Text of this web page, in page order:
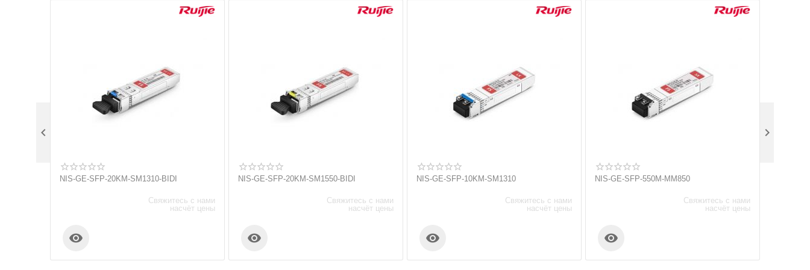
NIS-GE-SFP-20KM-SM1310-BIDI
Свяжитесь с нами
насчёт цены

NIS-GE-SFP-20KM-SM1550-BIDI
Свяжитесь с нами
насчёт цены

NIS-GE-SFP-10KM-SM1310
Свяжитесь с нами
насчёт цены

NIS-GE-SFP-550M-MM850
Свяжитесь с нами
насчёт цены

 